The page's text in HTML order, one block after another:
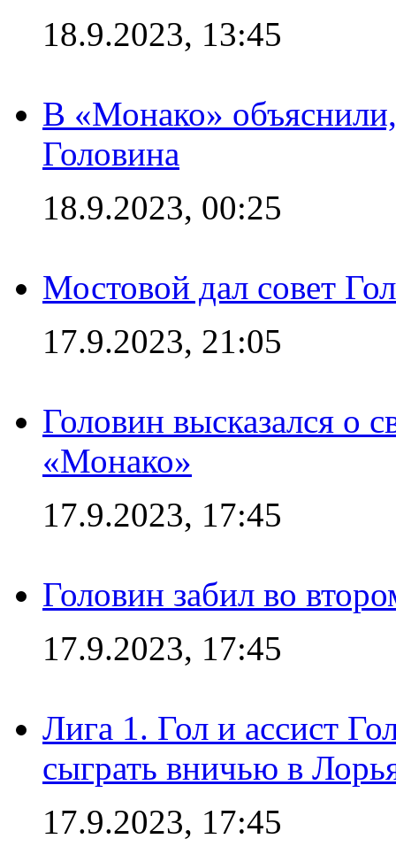
18.9.2023, 13:45
В «Монако»
Головина
18.9.2023, 00:25
Мостовой дал совет
17.9.2023, 21:05
Головин высказался о
«Монако»
17.9.2023, 17:45
Головин забил во
17.9.2023, 17:45
Лига 1. Гол и ассист
сыграть вничью в
17.9.2023, 17:45